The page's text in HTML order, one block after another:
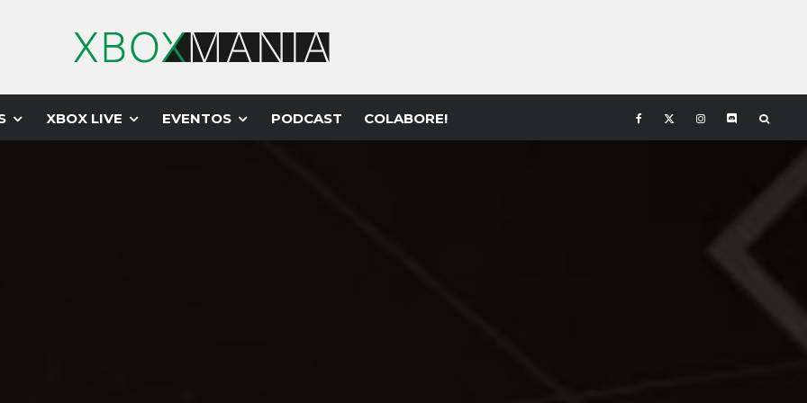
XBOX LIVE EVENTOS PODCAST COLABORE!